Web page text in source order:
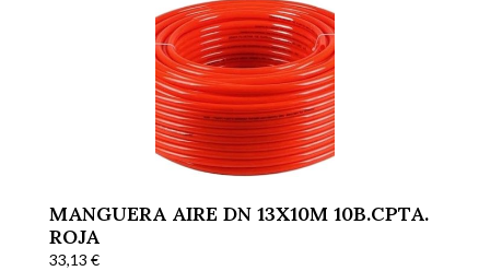
MANGUERA AIRE DN 13X10M 10B.CPTA.
ROJA
33,13 €